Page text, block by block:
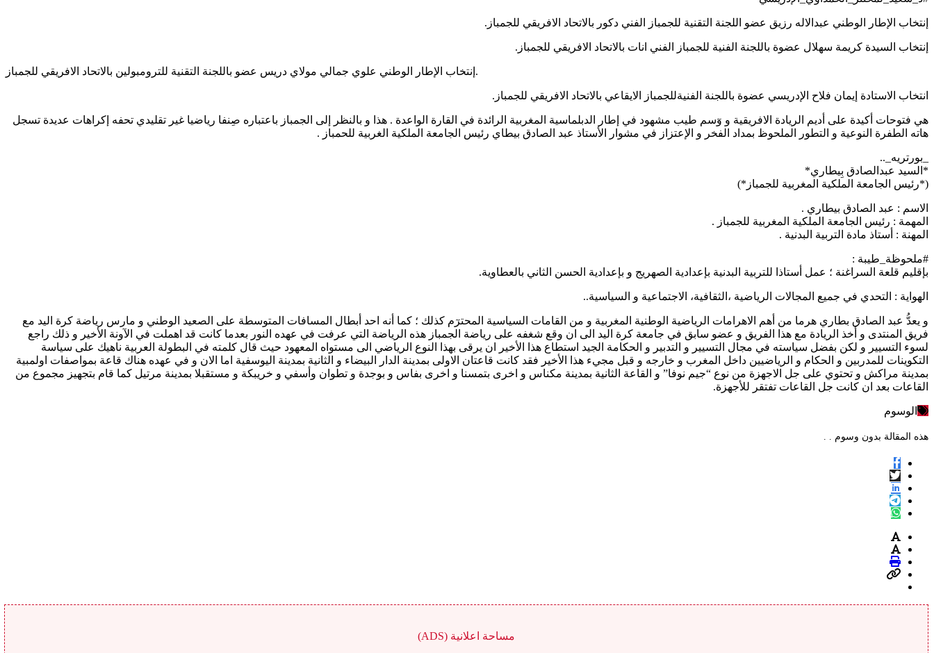
إنتخاب الإطار الوطني عبدالاله رزيق عضو اللجنة التقنية للجمباز الفني دكور بالاتحاد الافريقي للجمباز.
إنتخاب السيدة كريمة سهلال عضوة باللجنة الفنية للجمباز الفني انات بالاتحاد الافريقي للجمباز.
إنتخاب الإطار الوطني علوي جمالي مولاي دريس عضو باللجنة التقنية للترومبولين بالاتحاد الافريقي للجمباز.
انتخاب الاستادة إيمان فلاح الإدريسي عضوة باللجنة الفنيةللجمباز الايقاعي بالاتحاد الافريقي للجمباز.
هي فتوحات أكيدة على أديم الريادة الافريقية و وٓسم طيب مشهود في إطار الدبلماسية المغربية الرائدة في القارة الواعدة . هذا و بالنظر إلى الجمباز باعتباره صِنفا رياضيا غير تقليدي تحفه إكراهات عديدة تسجل
هاته الطفرة النوعية و التطور الملحوظ بمداد الفخر و الإعتزاز في مشوار الأستاذ عبد الصادق بيطاي رئيس الجامعة الملكية الغربية للحمباز .
_بورتريه_..
*السيد عبدالصادق بِيطاري*
(*رئيس الجامعة الملكية المغربية للجمباز*)
الاسم : عبد الصادق بيطاري .
المهمة : رئيس الجامعة الملكية المغربية للجمباز .
المهنة : أستاذ مادة التربية البدنية .
#ملحوظة_طيبة :
بإقليم قلعة السراغنة ؛ عمل أستاذا للتربية البدنية بإعدادية الصهريج و بإعدادية الحسن الثاني بالعطاوية.
الهواية : التحدي في جميع المجالات الرياضية ،الثقافية، الاجتماعية و السياسية..
و يعدُّ عبد الصادق بطاري هرما من أهم الاهرامات الرياضية الوطنية المغربية و من القامات السياسية المحترٓم كذلك ؛ كما أنه احد أبطال المسافات المتوسطة على الصعيد الوطني و مارس رياضة كرة اليد مع
فريق المنتدى و أخذ الريادة مع هذا الفريق و عضو سابق في جامعة كرة اليد الى ان وقع شغفه على رياضة الجمباز هذه الرياضة التي عرفت في عهده النور بعدما كانت قد اهملت في الآونة الأخير و ذلك راجع
لسوء التسيير و لكن بفضل سياسته في مجال التسيير و التدبير و الحكامة الجيد استطاع هذا الأخير ان يرقى بهذا النوع الرياضي الى مستواه المعهود حيث قال كلمته في البطولة العربية ناهيك على سياسة
التكوينات للمدربين و الحكام و الرياضيين داخل المغرب و خارجه و قبل مجيء هذا الأخير فقد كانت قاعتان الاولى بمدينة الدار البيضاء و الثانية بمدينة اليوسفية اما الان و في عهده هناك قاعة بمواصفات اولمبية
بمدينة مراكش و تحتوي على جل الاجهزة من نوع “جيم نوفا” و القاعة الثانية بمدينة مكناس و اخرى بتمسنا و اخرى بفاس و بوجدة و تطوان وأسفي و خريبكة و مستقبلا بمدينة مرتيل كما قام بتجهيز مجموع من
القاعات بعد ان كانت جل القاعات تفتقر للأجهزة.
الوسوم
هذه المقالة بدون وسوم . .
مساحة اعلانية (ADS)